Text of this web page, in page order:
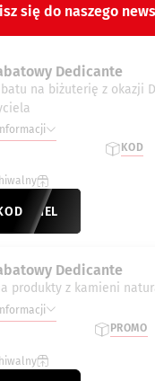
się do naszego
Dedicante
na biżuterię z okazji
KOD
CZYCIEL
Dedicante
produkty z kamieni
PROMO